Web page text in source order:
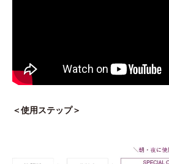
＜使用ステップ＞